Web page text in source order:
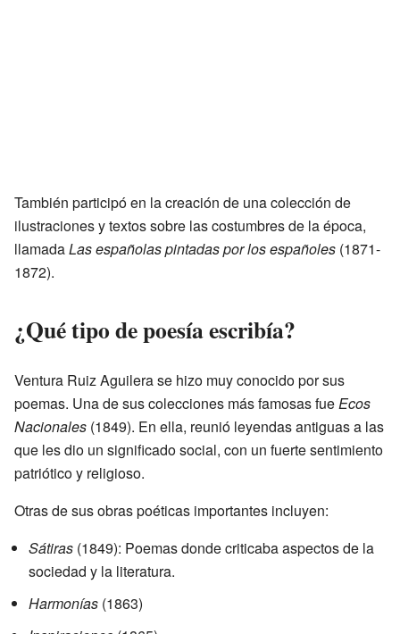
También participó en la creación de una colección de
ilustraciones y textos sobre las costumbres de la época,
llamadaLas españolas pintadas por los españoles (1871-
1872).
¿Qué tipo de poesía escribía?
Ventura Ruiz Aguilera se hizo muy conocido por sus
poemas. Una de sus colecciones más famosas fueEcos
Nacionales (1849). En ella, reunió leyendas antiguas a las
que les dio un significado social, con un fuerte sentimiento
patriótico y religioso.
Otras de sus obras poéticas importantes incluyen:
Sátiras (1849): Poemas donde criticaba aspectos de la
sociedad y la literatura.
Harmonías (1863)